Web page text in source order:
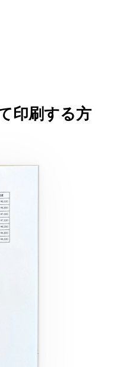
印刷する方